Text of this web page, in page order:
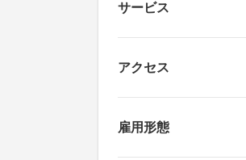
サービス
アクセス
雇用形態